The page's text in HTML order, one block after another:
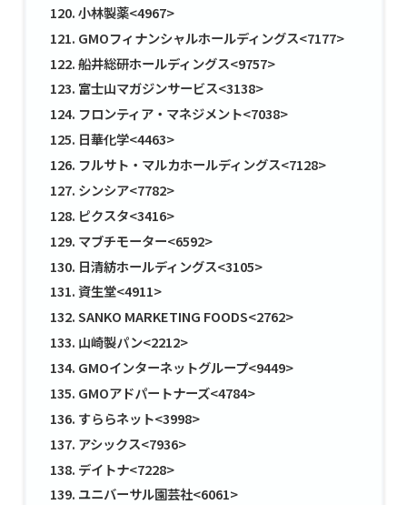
小林製薬<4967>
GMOフィナンシャルホールディングス<7177>
船井総研ホールディングス<9757>
富士山マガジンサービス<3138>
フロンティア・マネジメント<7038>
日華化学<4463>
フルサト・マルカホールディングス<7128>
シンシア<7782>
ピクスタ<3416>
マブチモーター<6592>
日清紡ホールディングス<3105>
資生堂<4911>
SANKO MARKETING FOODS<2762>
山崎製パン<2212>
GMOインターネットグループ<9449>
GMOアドパートナーズ<4784>
すららネット<3998>
アシックス<7936>
デイトナ<7228>
ユニバーサル園芸社<6061>